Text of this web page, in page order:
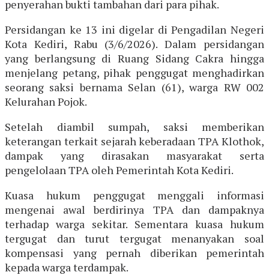
penyerahan bukti tambahan dari para pihak.
Persidangan ke 13 ini digelar di Pengadilan Negeri
Kota Kediri, Rabu (3/6/2026). Dalam persidangan
yang berlangsung di Ruang Sidang Cakra hingga
menjelang petang, pihak penggugat menghadirkan
seorang saksi bernama Selan (61), warga RW 002
Kelurahan Pojok.
Setelah diambil sumpah, saksi memberikan
keterangan terkait sejarah keberadaan TPA Klothok,
dampak yang dirasakan masyarakat serta
pengelolaan TPA oleh Pemerintah Kota Kediri.
Kuasa hukum penggugat menggali informasi
mengenai awal berdirinya TPA dan dampaknya
terhadap warga sekitar. Sementara kuasa hukum
tergugat dan turut tergugat menanyakan soal
kompensasi yang pernah diberikan pemerintah
kepada warga terdampak.